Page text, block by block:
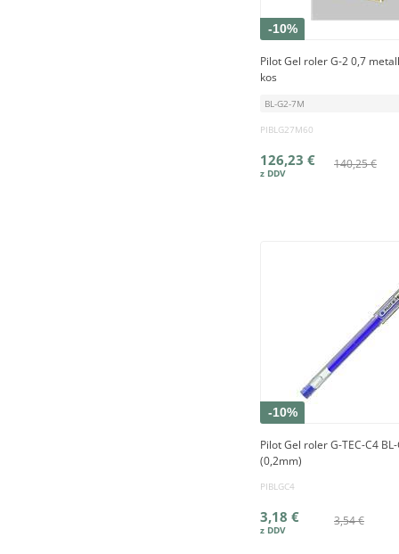
-10%
Pilot Gel roler G-2 0,7
kos
BL-G2-7M
PIBLG27M60
140,25 €
126,23 €
-10%
Pilot Gel roler G-TEC-C4
(0,2mm)
PIBLGC4
3,54 €
3,18 €